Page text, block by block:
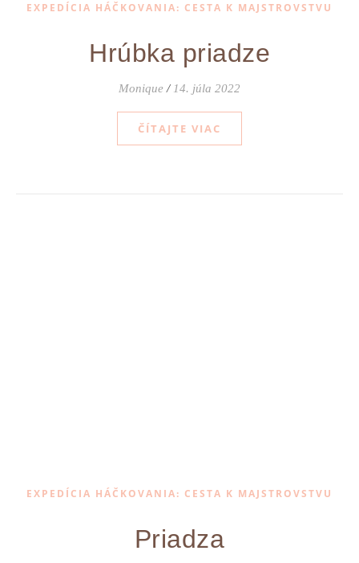
EXPEDÍCIA HÁČKOVANIA: CESTA K MAJSTROVSTVU
Hrúbka priadze
Monique / 14. júla 2022
ČÍTAJTE VIAC
EXPEDÍCIA HÁČKOVANIA: CESTA K MAJSTROVSTVU
Priadza